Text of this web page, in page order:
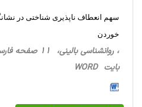
سهم انعطاف ناپذیری شناختی در
خوردن
بایت WORD